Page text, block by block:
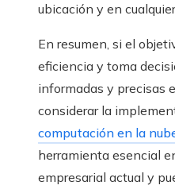
ubicación y en
En resumen, si el
eficiencia y toma
informadas y precisas
considerar la
computación en la
herramienta esencial
empresarial actual y